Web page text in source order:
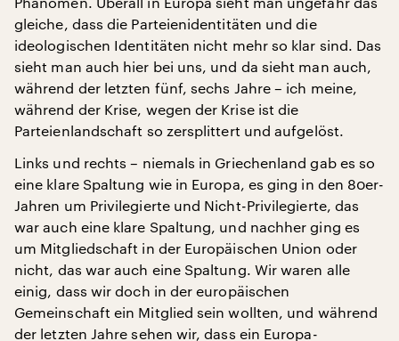
gleiche, dass die Parteienidentitäten und die
ideologischen Identitäten nicht mehr so klar sind. Das
sieht man auch hier bei uns, und da sieht man auch,
während der letzten fünf, sechs Jahre – ich meine,
während der Krise, wegen der Krise ist die
Parteienlandschaft so zersplittert und aufgelöst.
Links und rechts – niemals in Griechenland gab es so
eine klare Spaltung wie in Europa, es ging in den 80er-
Jahren um Privilegierte und Nicht-Privilegierte, das
war auch eine klare Spaltung, und nachher ging es
um Mitgliedschaft in der Europäischen Union oder
nicht, das war auch eine Spaltung. Wir waren alle
einig, dass wir doch in der europäischen
Gemeinschaft ein Mitglied sein wollten, und während
der letzten Jahre sehen wir, dass ein Europa-